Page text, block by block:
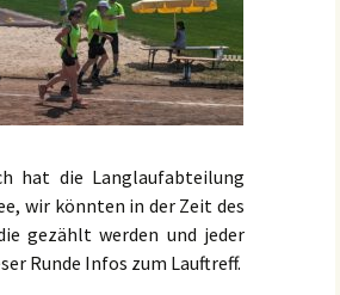
hat die Langlaufabteilung
wir könnten in der Zeit des
gezählt werden und jeder
Runde Infos zum Lauftreff.